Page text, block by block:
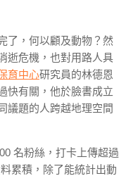
了，何以顧及動物？然
逝危機，也對用路人具
育中心研究員的林德恩
快有關，他於臉書成立
議題的人跨越地理空間
名粉絲，打卡上傳超過
累積，除了能統計出動